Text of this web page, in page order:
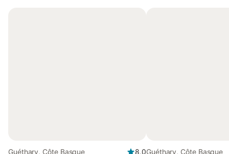
Guéthary, Côte Basque
8,0Guéthary, Côte Basque